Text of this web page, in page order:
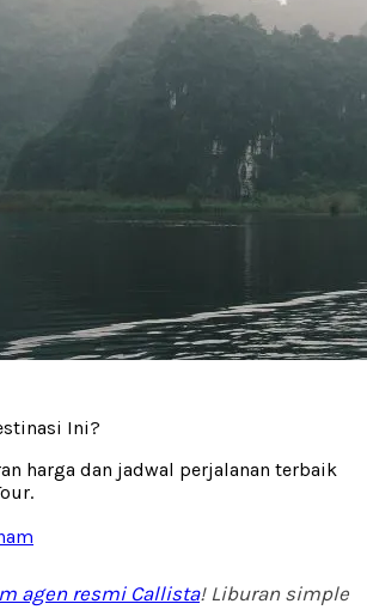
Ini?
harga dan jadwal perjalanan terbaik
agen resmi Callista! Liburan simple